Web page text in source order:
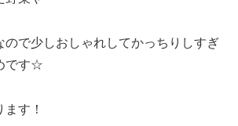
ので少しおしゃれしてかっちりしすぎ
です☆
す！